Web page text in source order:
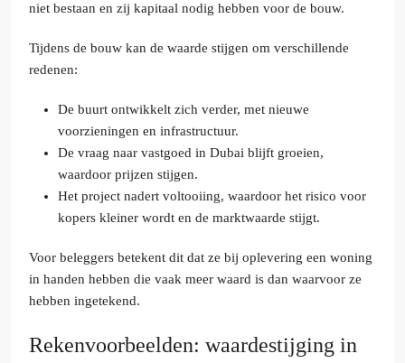
niet bestaan en zij kapitaal nodig hebben voor de bouw.
Tijdens de bouw kan de waarde stijgen om verschillende
redenen:
De buurt ontwikkelt zich verder, met nieuwe
voorzieningen en infrastructuur.
De vraag naar vastgoed in Dubai blijft groeien,
waardoor prijzen stijgen.
Het project nadert voltooiing, waardoor het risico voor
kopers kleiner wordt en de marktwaarde stijgt.
Voor beleggers betekent dit dat ze bij oplevering een woning
in handen hebben die vaak meer waard is dan waarvoor ze
hebben ingetekend.
Rekenvoorbeelden: waardestijging in